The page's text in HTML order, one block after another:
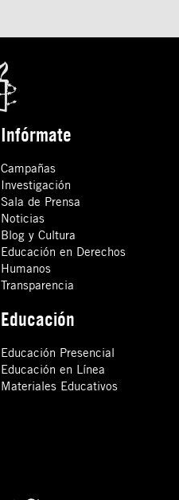
Infórmate
Campañas
Investigación
Sala de Prensa
Noticias
Blog y Cultura
Educación en Derechos
Humanos
Transparencia
Educación
Educación Presencial
Educación en Línea
Materiales Educativos